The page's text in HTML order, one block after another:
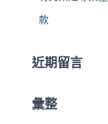
款
近期留言
彙整